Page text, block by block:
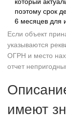
поэтому срок
6 месяцев для
Если объект
указываются
ОГРН и место
отчет
имеют